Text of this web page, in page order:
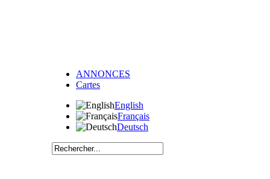
ANNONCES
Cartes
English
Français
Deutsch